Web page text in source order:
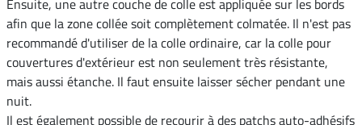
afin que la zone collée soit complètement colmatée. Il n'est pas
recommandé d'utiliser de la colle ordinaire, car la colle pour
couvertures d'extérieur est non seulement très résistante,
mais aussi étanche. Il faut ensuite laisser sécher pendant une
nuit.
Il est également possible de recourir à des patchs auto-adhésifs